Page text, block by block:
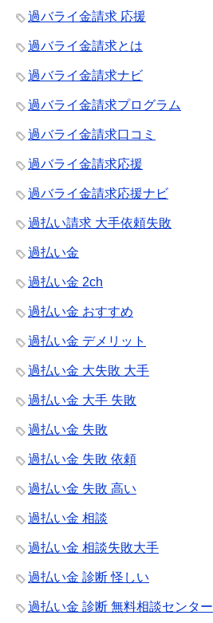
過バライ金請求 応援
過バライ金請求とは
過バライ金請求ナビ
過バライ金請求プログラム
過バライ金請求口コミ
過バライ金請求応援
過バライ金請求応援ナビ
過払い請求 大手依頼失敗
過払い金
過払い金 2ch
過払い金 おすすめ
過払い金 デメリット
過払い金 大失敗 大手
過払い金 大手 失敗
過払い金 失敗
過払い金 失敗 依頼
過払い金 失敗 高い
過払い金 相談
過払い金 相談失敗大手
過払い金 診断 怪しい
過払い金 診断 無料相談センター